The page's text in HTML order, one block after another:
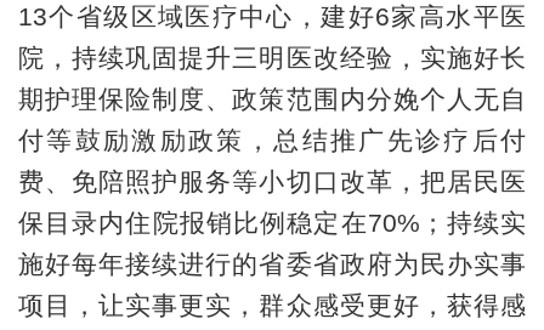
13个省级区域医疗中心，建好6家高水平医
院，持续巩固提升三明医改经验，实施好长
期护理保险制度、政策范围内分娩个人无自
付等鼓励激励政策，总结推广先诊疗后付
费、免陪照护服务等小切口改革，把居民医
保目录内住院报销比例稳定在70%；持续实
施好每年接续进行的省委省政府为民办实事
项目，让实事更实，群众感受更好，获得感